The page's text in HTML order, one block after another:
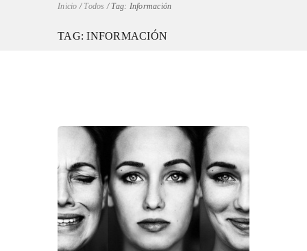
Inicio / Todos / Tag: Información
TAG: INFORMACIÓN